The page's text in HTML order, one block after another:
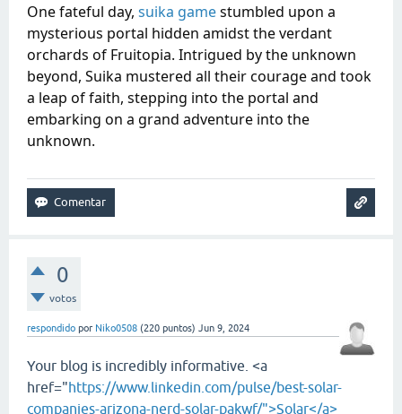
One fateful day, suika gamestumbled upon a
mysterious portal hidden amidst the verdant
orchards of Fruitopia. Intrigued by the unknown
beyond, Suika mustered all their courage and took
a leap of faith, stepping into the portal and
embarking on a grand adventure into the
unknown.
0
votos
respondido por Niko0508 (220 puntos) Jun 9, 2024
Your blog is incredibly informative. <a
href="https://www.linkedin.com/pulse/best-solar-
companies-arizona-nerd-solar-pakwf/">Solar</a>